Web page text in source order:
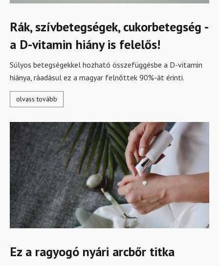
Rák, szívbetegségek, cukorbetegség -
a D-vitamin hiány is felelős!
Súlyos betegségekkel hozható összefüggésbe a D-vitamin
hiánya, ráadásul ez a magyar felnőttek 90%-át érinti.
olvass tovább
Ez a ragyogó nyári arcbőr titka